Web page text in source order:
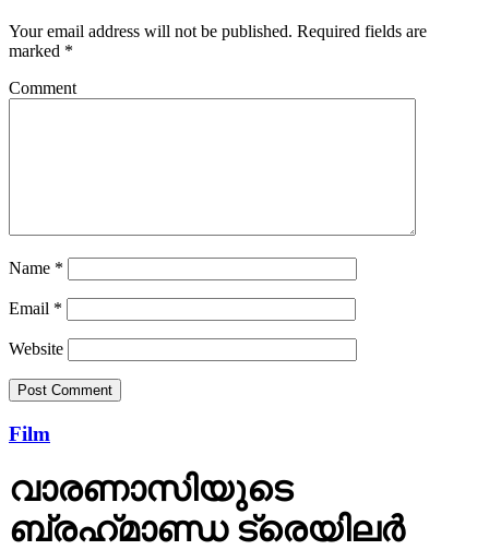
Your email address will not be published. Required fields are
marked *
Comment
Name *
Email *
Website
Film
വാരണാസിയുടെ
ബ്രഹ്‌മാണ്ഡ ട്രെയിലര്‍